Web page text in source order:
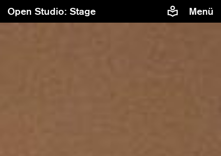
Open Studio: Stage Menü